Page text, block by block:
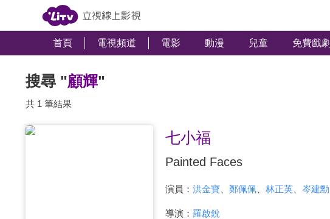
首頁 電視頻道 電影 動漫 兒童 免費戲劇
搜尋 "顧輝"
共 1 筆結果
七小福
Painted Faces
演員： 洪金寶、 鄭佩佩、 林正英、 岑建勳
導演： 羅啟銳